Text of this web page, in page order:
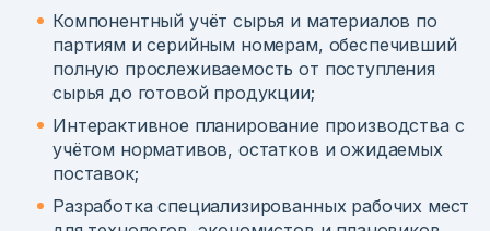
Компонентный учёт сырья и материалов по
партиям и серийным номерам, обеспечивший
полную прослеживаемость от поступления
сырья до готовой продукции;
Интерактивное планирование производства с
учётом нормативов, остатков и ожидаемых
поставок;
Разработка специализированных рабочих мест